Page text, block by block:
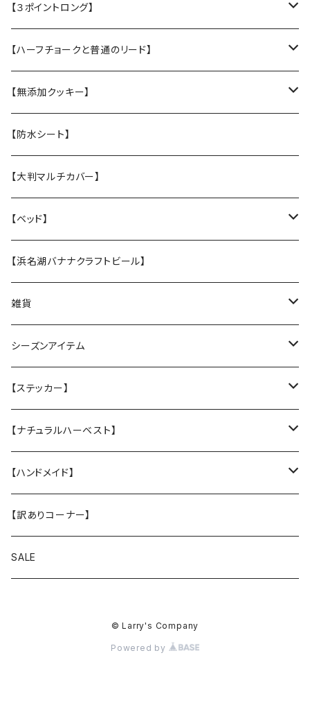
・L大型犬用★Police Lead
・M中型犬用 高さある子
【張替え】布部分を新品に交換
【３ポイントロング】
・L大型犬 走る・登る・アクティブ系
・M 中型犬用 コーギー・ボーダー・柴犬
・S 小型犬用 小さい子はこちら
・【張替え】布部分を新品に交換
【ハーフチョークと普通のリード】
・【L】レトリバーサイズ（横幅2.5cm）
・【M】中型犬サイズ(横幅2cm）
・【S】 小型犬サイズ（横幅1,5cm）
・【張替え】布部分を新品に交換
【無添加クッキー】
うちの子オリジナル
お悔やみクッキー
ホリデークッキー
【防水シート】
【大判マルチカバー】
【ベッド】
★なみなみウレタンのオーソペディックカドラー
丈夫なツイル地カバー
防水カバー
XLサイズ
★ふわふわラウンドベッド
丈夫なツイル地カバー
厚手キルティングツイル地カバー
★中身とカバーのセット
★カバー単品
★中身のウレタン
【浜名湖バナナクラフトビール】
雑貨
クリスマスグリーティングカード
Tuffy
サンシェード
ヴィンテージガラスシェード
シーズンアイテム
レインコート
クリスマスプレゼントに
ドッグウエア
【ステッカー】
名入れカッティングシール
ステッカー
【ナチュラルハーベスト】
レジームチキン
レジームラム
メンテナンスラム（大粒 小粒）
【ハンドメイド】
小物
スマホショルダー
【訳ありコーナー】
SALE
© Larry's Company
Powered by